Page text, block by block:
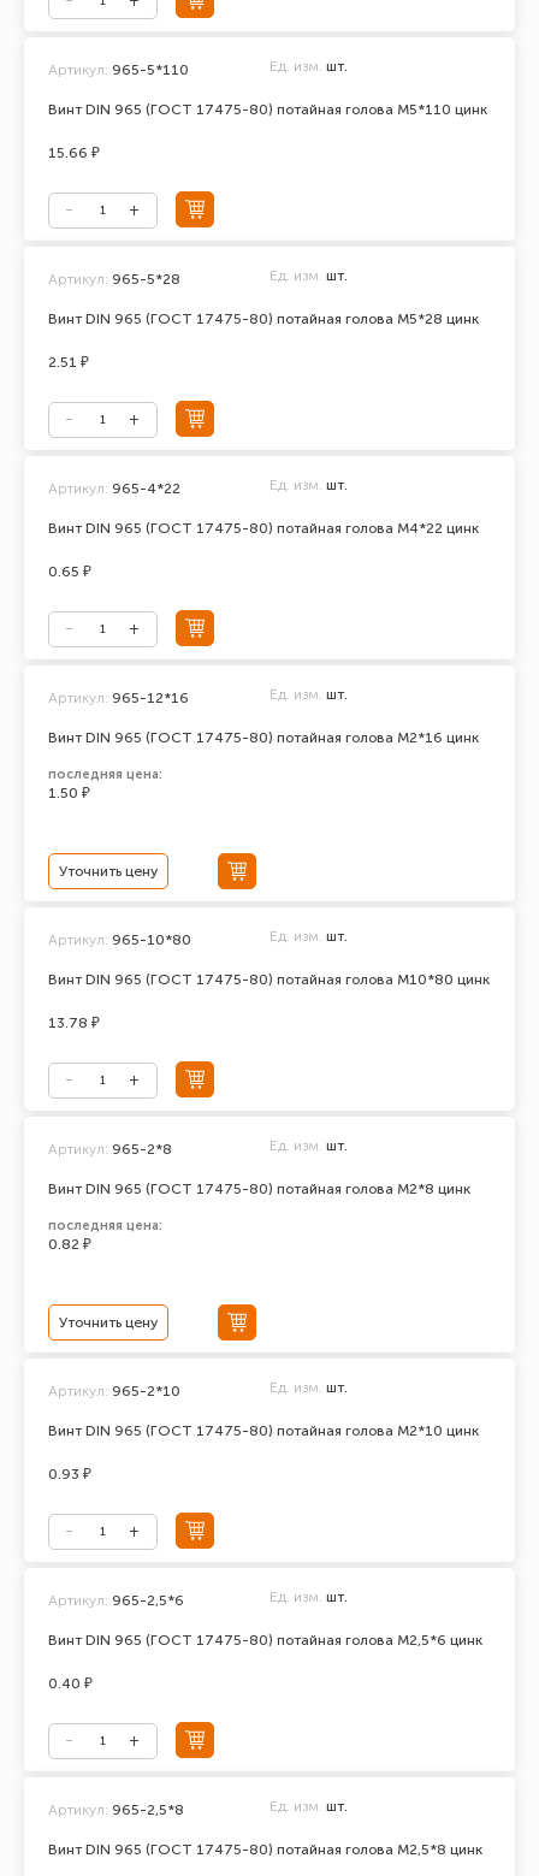
Винт DIN 965 (ГОСТ 17475-80) потайная голова М5*110 цинк
Артикул: 965-5*110 Ед. изм. шт.
15.66 ₽
Винт DIN 965 (ГОСТ 17475-80) потайная голова М5*28 цинк
Артикул: 965-5*28 Ед. изм. шт.
2.51 ₽
Винт DIN 965 (ГОСТ 17475-80) потайная голова М4*22 цинк
Артикул: 965-4*22 Ед. изм. шт.
0.65 ₽
Винт DIN 965 (ГОСТ 17475-80) потайная голова М2*16 цинк
Артикул: 965-12*16 Ед. изм. шт.
последняя цена:
1.50 ₽
Уточнить цену
Винт DIN 965 (ГОСТ 17475-80) потайная голова М10*80 цинк
Артикул: 965-10*80 Ед. изм. шт.
13.78 ₽
Винт DIN 965 (ГОСТ 17475-80) потайная голова М2*8 цинк
Артикул: 965-2*8 Ед. изм. шт.
последняя цена:
0.82 ₽
Уточнить цену
Винт DIN 965 (ГОСТ 17475-80) потайная голова М2*10 цинк
Артикул: 965-2*10 Ед. изм. шт.
0.93 ₽
Винт DIN 965 (ГОСТ 17475-80) потайная голова М2,5*6 цинк
Артикул: 965-2,5*6 Ед. изм. шт.
0.40 ₽
Винт DIN 965 (ГОСТ 17475-80) потайная голова М2,5*8 цинк
Артикул: 965-2,5*8 Ед. изм. шт.